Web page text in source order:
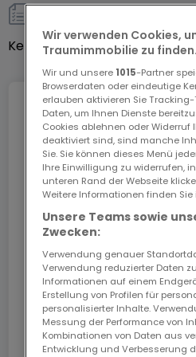
Verfügbarkeit: 1. Mai 2026
Vollständig möblierte
Modernes Wohnhaus
Mindestlaufzeit 1 Jahr ?
Finanzielle Bedingungen:
Innenparkplatz: 200 €
Nebenkosten: 100 €
sonstiges
KellerJa
Internet
Das GiGA Internet:
Sichern Sie sich mit dem
Monat kostenloses
Luxemburgs.
Los
In Zusammenarbeit mit
Wir verwenden Cookies,
Traumimmobilie zu finden.
Wir und unsere 1015-Partner
Browserdaten oder eindeutige
erlauben aktivieren Sie
Daten, um Ihnen Dienste
Cookies ablehnen oder Widerruf
deaktiviert sind, sind manche
Sie. Sie können dieses Menü
Ihre Einwilligung zu widerrufen,
unteren Rand der Webseite
Weitere Informationen finden
Unsere Teams sowie
Zwecken:
Verwendung genauer
Verwendung reduzierter Daten
Informationen auf einem
Erstellung von Profilen für
personalisierter Inhalte.
Messung der Performance von
Kombinationen von Daten aus
Entwicklung und Verbesserung